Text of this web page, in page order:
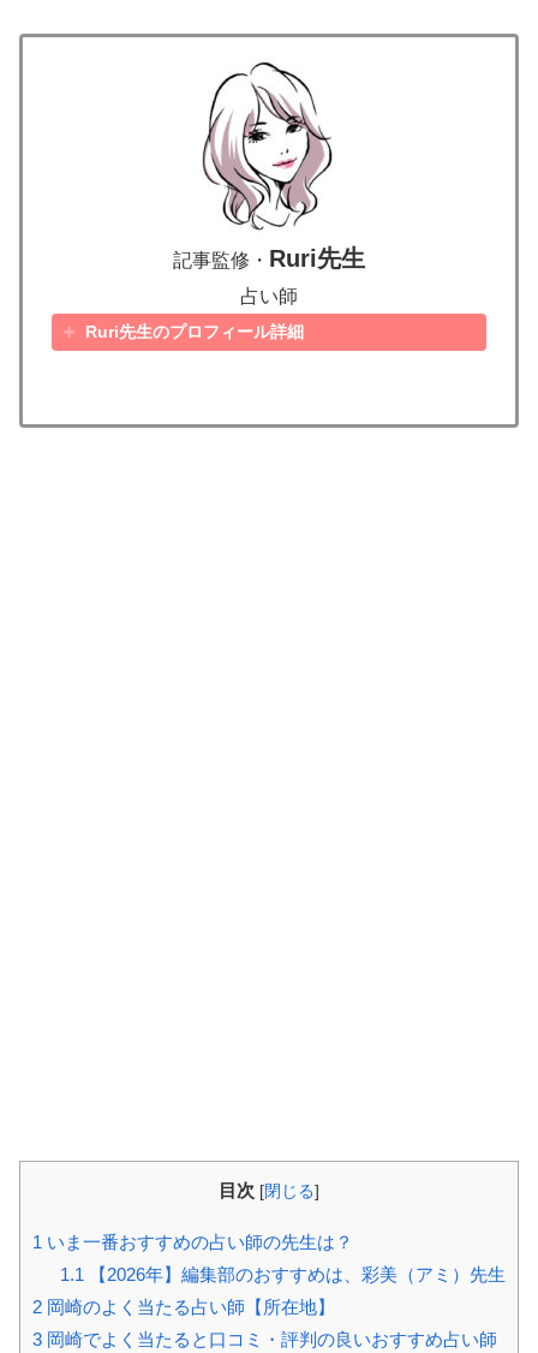
記事監修・ Ruri先生
占い師
Ruri先生のプロフィール詳細
目次 [閉じる]
1 いま一番おすすめの占い師の先生は？
1.1 【2026年】編集部のおすすめは、彩美（アミ）先生
2 岡崎のよく当たる占い師【所在地】
3 岡崎でよく当たると口コミ・評判の良いおすすめ占い師